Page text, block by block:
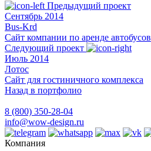
Предыдущий проект
Сентябрь 2014
Bus-Krd
Сайт компании по аренде автобусов
Следующий проект
Июль 2014
Лотос
Сайт для гостиничного комплекса
Назад в портфолио
8 (800) 350-28-04
info@wow-design.ru
Компания